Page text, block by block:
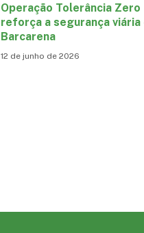
Operação Tolerância Zero
reforça a segurança viária
Barcarena
12 de junho de 2026